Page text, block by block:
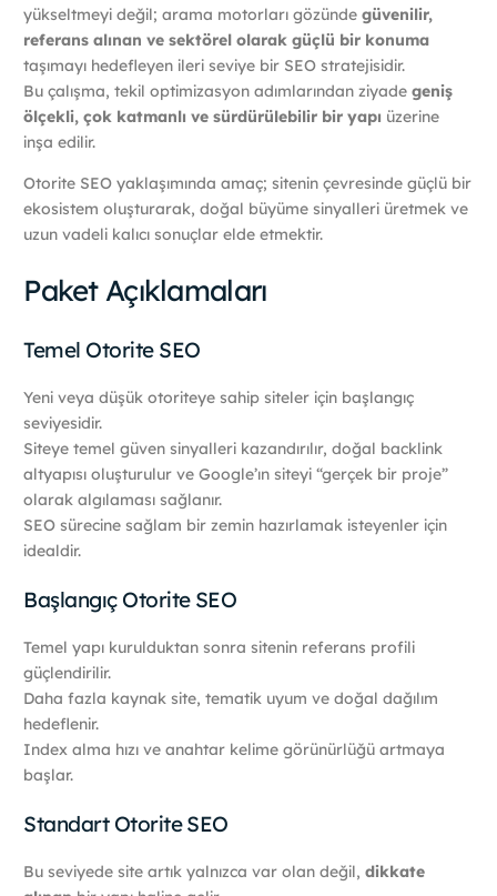
yükseltmeyi değil; arama motorları gözündegüvenilir,
referans alınan ve sektörel olarak güçlü bir konuma
taşımayı hedefleyen ileri seviye bir SEO stratejisidir.
Bu çalışma, tekil optimizasyon adımlarından ziyadegeniş
ölçekli, çok katmanlı ve sürdürülebilir bir yapı üzerine
inşa edilir.
Otorite SEO yaklaşımında amaç; sitenin çevresinde güçlü bir
ekosistem oluşturarak, doğal büyüme sinyalleri üretmek ve
uzun vadeli kalıcı sonuçlar elde etmektir.
Paket Açıklamaları
Temel Otorite SEO
Yeni veya düşük otoriteye sahip siteler için başlangıç
seviyesidir.
Siteye temel güven sinyalleri kazandırılır, doğal backlink
altyapısı oluşturulur ve Google’ın siteyi “gerçek bir proje”
olarak algılaması sağlanır.
SEO sürecine sağlam bir zemin hazırlamak isteyenler için
idealdir.
Başlangıç Otorite SEO
Temel yapı kurulduktan sonra sitenin referans profili
güçlendirilir.
Daha fazla kaynak site, tematik uyum ve doğal dağılım
hedeflenir.
Index alma hızı ve anahtar kelime görünürlüğü artmaya
başlar.
Standart Otorite SEO
Bu seviyede site artık yalnızca var olan değil,dikkate